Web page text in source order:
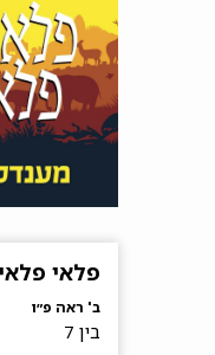
פלאי
ב' ראה פ״ו
בין 7